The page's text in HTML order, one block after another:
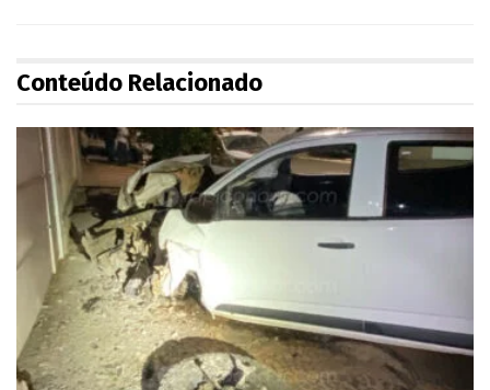
Conteúdo Relacionado